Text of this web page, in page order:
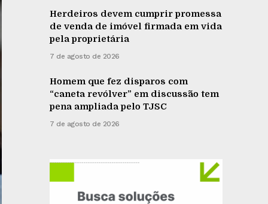
Herdeiros devem cumprir promessa
de venda de imóvel firmada em vida
pela proprietária
7 de agosto de 2026
Homem que fez disparos com
“caneta revólver” em discussão tem
pena ampliada pelo TJSC
7 de agosto de 2026